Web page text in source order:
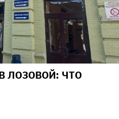
ЛОЗОВОЙ: ЧТО